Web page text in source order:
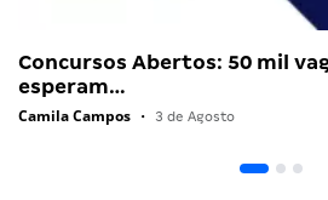
Concursos Abertos: 50 mil
esperam…
Camila Campos • 3 de Agosto